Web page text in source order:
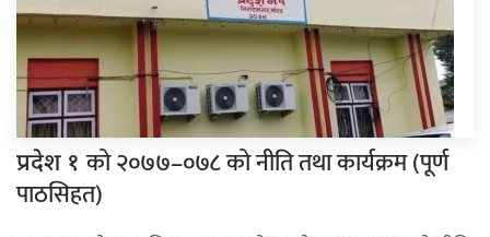
प्रदेश १को २०७७–०७८ को नीति तथा कार्यक्रम (पूर्ण
पाठसिहत)